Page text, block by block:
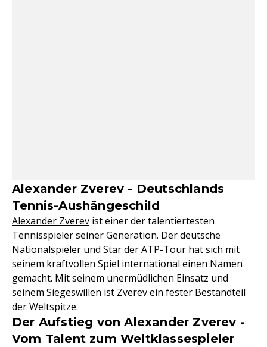
Alexander Zverev - Deutschlands
Tennis-Aushängeschild
Alexander Zverev ist einer der talentiertesten
Tennisspieler seiner Generation. Der deutsche
Nationalspieler und Star der ATP-Tour hat sich mit
seinem kraftvollen Spiel international einen Namen
gemacht. Mit seinem unermüdlichen Einsatz und
seinem Siegeswillen ist Zverev ein fester Bestandteil
der Weltspitze.
Der Aufstieg von Alexander Zverev -
Vom Talent zum Weltklassespieler